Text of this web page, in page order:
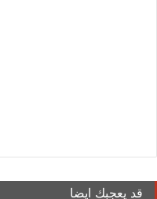
قد يعجبك ايضا